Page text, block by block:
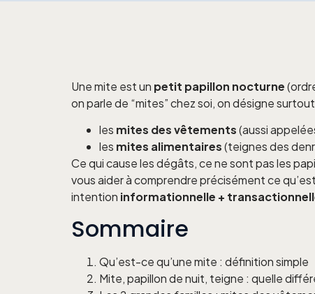
Une mite est un petit papillon nocturne
on parle de “mites” chez soi, on désigne
les mites des vêtements(aussi
les mites alimentaires(teignes des
Ce qui cause les dégâts, ce ne sont pas les
vous aider à comprendre précisément ce
intention informationnelle +
Sommaire
Qu’est-ce qu’une mite : définition simple
Mite, papillon de nuit, teigne : quelle